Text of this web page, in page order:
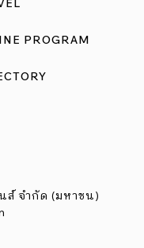
PROGRAM
ส์ จำกัด (มหาชน)